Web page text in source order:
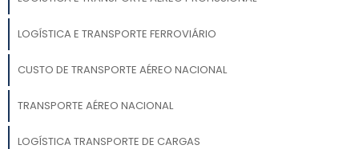
beneficiar seu negócio.
A logística e o transporte aéreo profissional são
fundamentais para empresas que buscam eficiência
operacional e redução de custos. Com o aumento da
globalização e do comércio internacional, a
necessidade de soluções logísticas que garantam
rapidez e segurança no transporte de mercadorias
LOGÍSTICA E TRANSPORTE FERROVIÁRIO
CUSTO DE TRANSPORTE AÉREO NACIONAL
TRANSPORTE AÉREO NACIONAL
LOGÍSTICA TRANSPORTE DE CARGAS